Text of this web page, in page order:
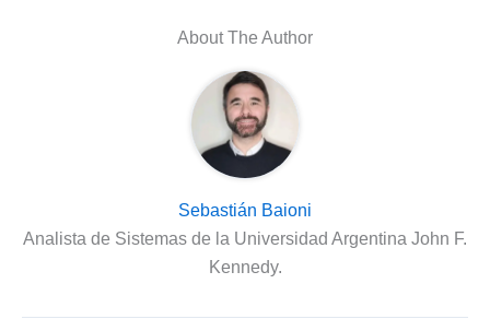
About The Author
Sebastián Baioni
Analista de Sistemas de la Universidad Argentina John F.
Kennedy.